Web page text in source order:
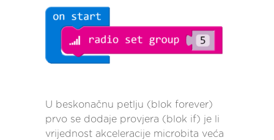
uspavanog lica kao indikator na
samom microbitu.
U suprotnom, ukoliko se uključilo
svijetlo, prikazuje se slika
(kojeg će primiti četvrti, alarmni
microbit).
U beskonačnu petlju (blok forever)
prvo se dodaje provjera (blok if) je li
vrijednost akceleracije microbita veća